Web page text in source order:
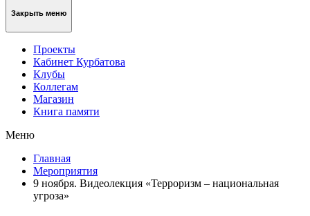
Закрыть меню
Проекты
Кабинет Курбатова
Клубы
Коллегам
Магазин
Книга памяти
Меню
Главная
Мероприятия
9 ноября. Видеолекция «Терроризм – национальная
угроза»